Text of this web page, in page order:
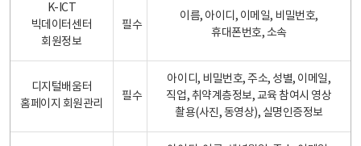
K-ICT
빅데이터센터
회원정보
필수
이름, 아이디, 이메일, 비밀번호,
휴대폰번호, 소속
디지털배움터
홈페이지 회원관리
필수
아이디, 비밀번호, 주소, 성별, 이메일,
직업, 취약계층정보, 교육 참여시 영상
촬용(사진, 동영상), 실명인증정보